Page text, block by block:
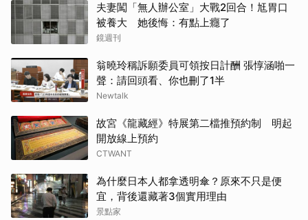
夫妻闖「無人辦公室」大戰2回合！尪胃口
被養大 她後悔：有點上癮了
鏡週刊
翁曉玲稱訴願委員可領按日計酬 張惇涵啪一
聲：請回頭看、你也刪了1半
Newtalk
故宮《龍藏經》特展第二檔推預約制 明起
開放線上預約
CTWANT
為什麼日本人都拿透明傘？原來不只是便
宜，背後還藏著3個實用理由
景點家